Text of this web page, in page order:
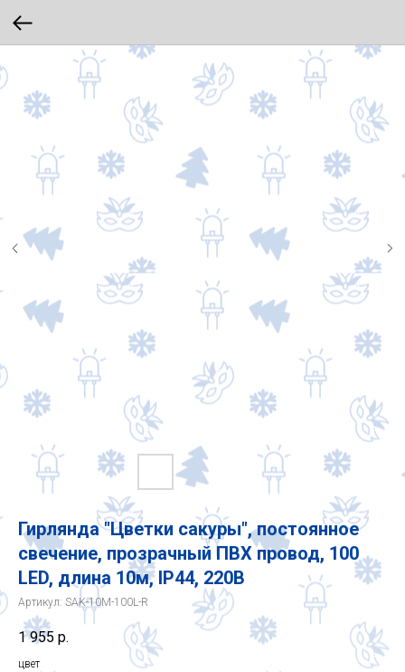
Гирлянда "Цветки сакуры", постоянное
свечение, прозрачный ПВХ провод, 100
LED, длина 10м, IP44, 220В
Артикул: SAK-10M-100L-R
1 955 р.
цвет